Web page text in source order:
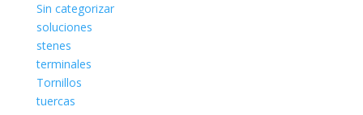
Sin categorizar
soluciones
stenes
terminales
Tornillos
tuercas